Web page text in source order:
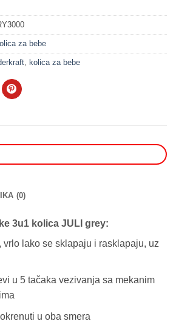
za bebe
kolica za bebe
(0)
3u1 kolica JULI grey:
vrlo lako se sklapaju i rasklapaju, uz
u 5 tačaka vezivanja sa mekanim
u oba smera